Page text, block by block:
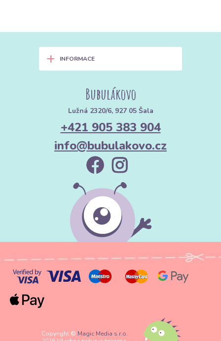
+ INFORMACE
Bubulákovo
Lužná 2320/6, 927 05 Šala
+421 905 383 904
info@bubulakovo.cz
Copyright © Magic Media s.r.o.